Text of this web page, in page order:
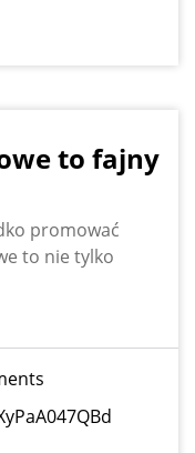
to fajny
promować
to nie tylko